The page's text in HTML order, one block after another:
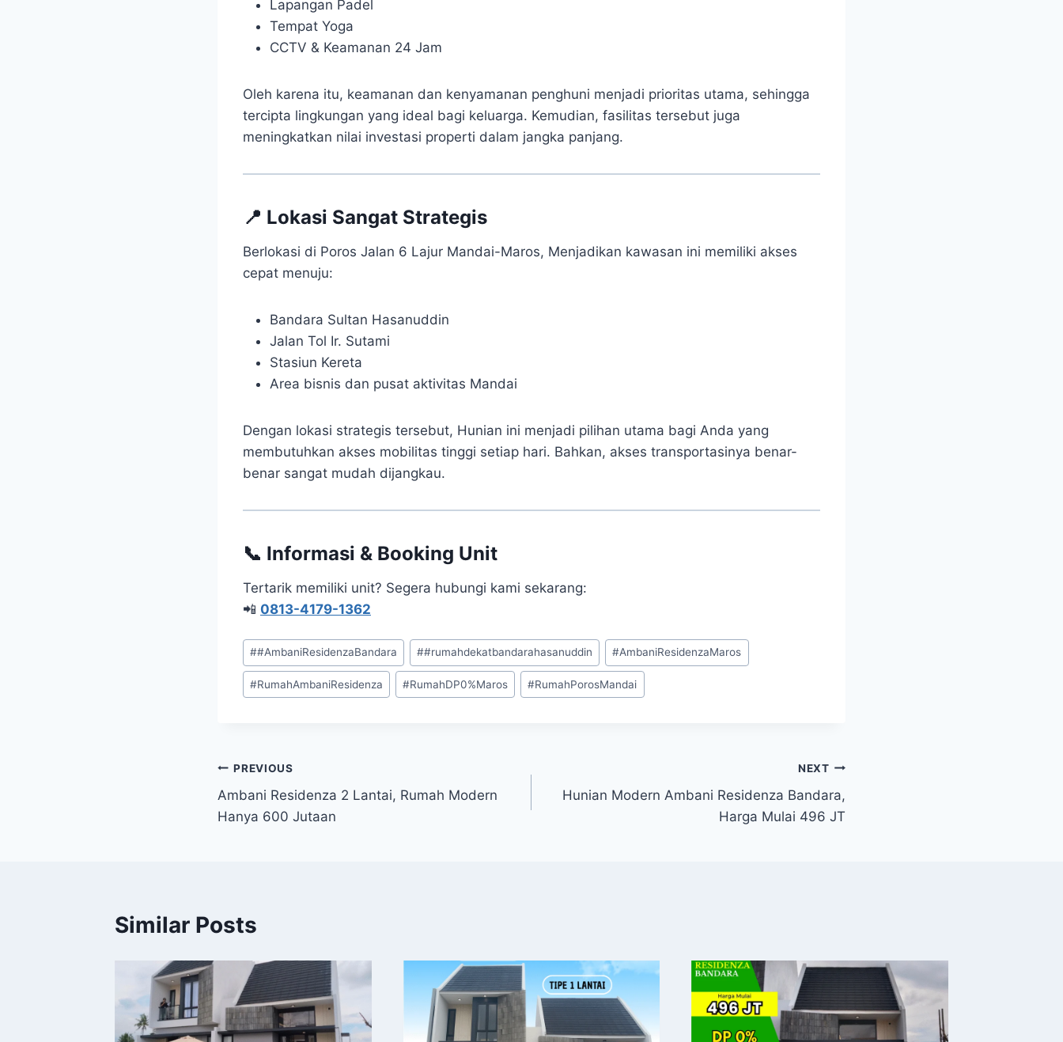
Lapangan Padel
Tempat Yoga
CCTV & Keamanan 24 Jam
Oleh karena itu, keamanan dan kenyamanan penghuni menjadi prioritas utama, sehingga
tercipta lingkungan yang ideal bagi keluarga. Kemudian, fasilitas tersebut juga
meningkatkan nilai investasi properti dalam jangka panjang.
📍 Lokasi Sangat Strategis
Berlokasi di Poros Jalan 6 Lajur Mandai-Maros, Menjadikan kawasan ini memiliki akses
cepat menuju:
Bandara Sultan Hasanuddin
Jalan Tol Ir. Sutami
Stasiun Kereta
Area bisnis dan pusat aktivitas Mandai
Dengan lokasi strategis tersebut, Hunian ini menjadi pilihan utama bagi Anda yang
membutuhkan akses mobilitas tinggi setiap hari. Bahkan, akses transportasinya benar-
benar sangat mudah dijangkau.
📞 Informasi & Booking Unit
Tertarik memiliki unit? Segera hubungi kami sekarang:
📲 0813-4179-1362
Post
Tags:
##AmbaniResidenzaBandara ##rumahdekatbandarahasanuddin #AmbaniResidenzaMaros
#RumahAmbaniResidenza #RumahDP0%Maros #RumahPorosMandai
Navigasi
pos
PREVIOUS
Ambani Residenza 2 Lantai, Rumah Modern
Hanya 600 Jutaan
NEXT
Hunian Modern Ambani Residenza Bandara,
Harga Mulai 496 JT
Similar Posts